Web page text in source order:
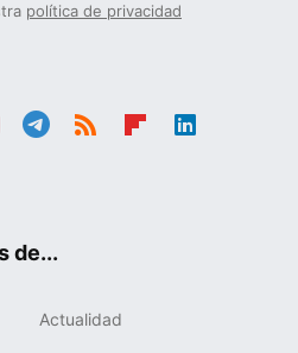
política de privacidad
de...
Actualidad